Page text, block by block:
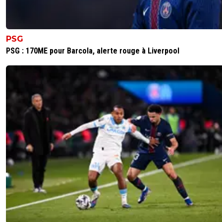
inattaquable. Faudrait demander aux supp de Chelsea si
fier ou non de leur 1ere ldc pareil pour les bleus en 98 ou
Grèce en 2004 bref des exmeples y en a des tonnes .
suis pas trop d'accord c est quand il dit qu on a joué
points forts parsque clairement avec l'effectif qu il a il
très bien jouer la possession mais bon 14 buts c est
équipe est efficace. Faut le laisser tranquille pendant 1
ramené la cpe à la maison
Répondre
kopeurfilde-ol-idf 06 décembre 2018 à 11:13 +15
Je suis pas d'accord sur ta conclusion. On a
monde qui nous dit qu'on a le potentiel pour faire
mais je vois pas comment on pourrait faire mieux
PSG
PSG : 170ME pour Barcola, alerte rouge à Liverpool